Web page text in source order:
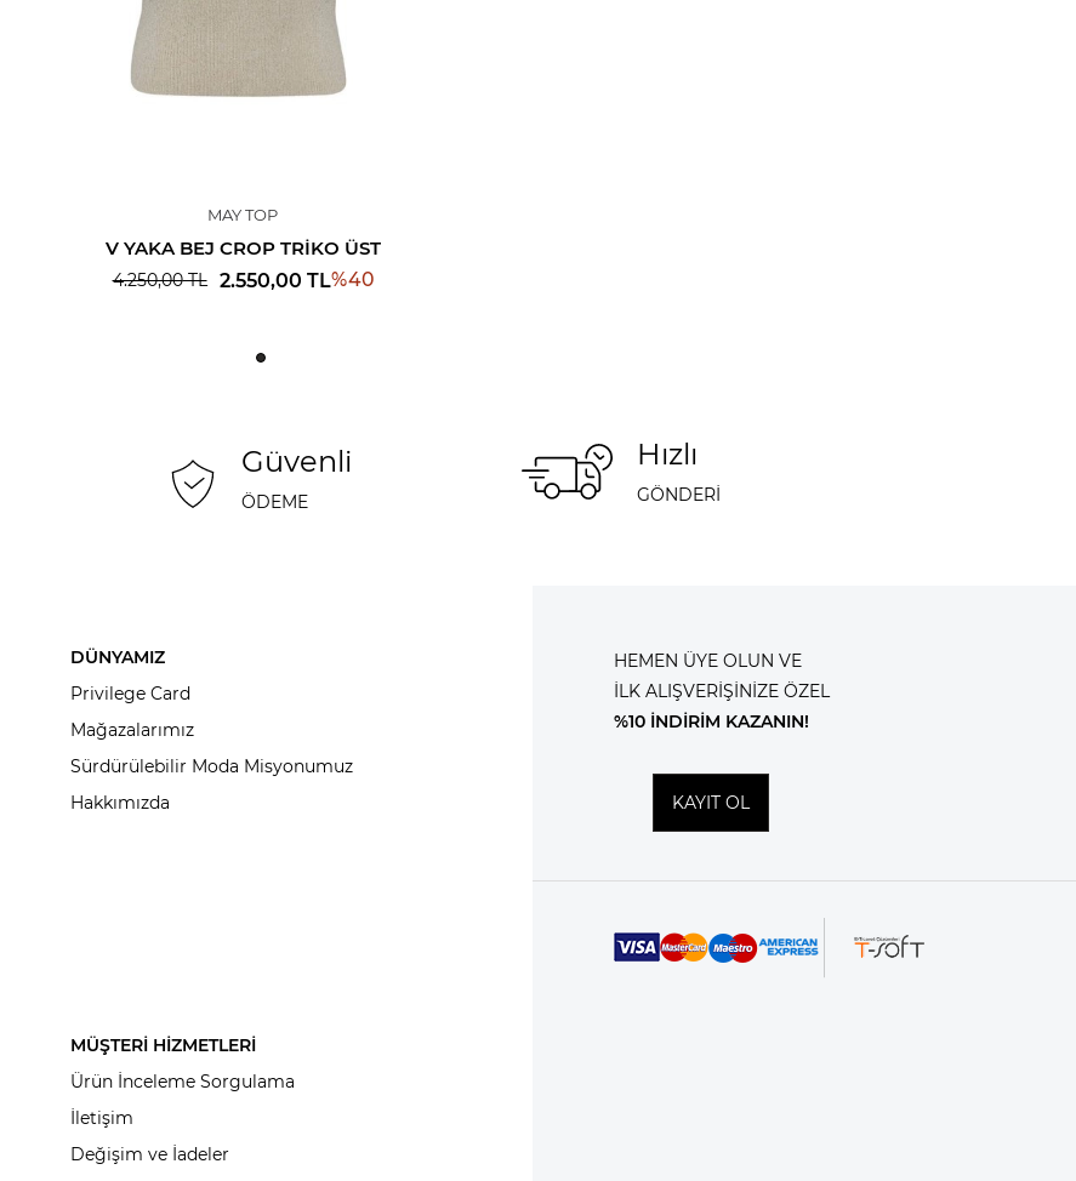
MAY TOP
V YAKA BEJ CROP TRIKO ÜST
4.250,00TL 2.550,00 TL%40
Güvenli
ÖDEME
Hızlı
GÖNDERİ
DÜNYAMIZ
Privilege Card
Mağazalarımız
Sürdürülebilir Moda Misyonumuz
Hakkımızda
MÜŞTERİ HİZMETLERİ
Ürün İnceleme Sorgulama
İletişim
Değişim ve İadeler
HEMEN ÜYE OLUN VE
İLK ALIŞVERİŞİNİZE ÖZEL
%10 İNDİRİM KAZANIN!
KAYIT OL